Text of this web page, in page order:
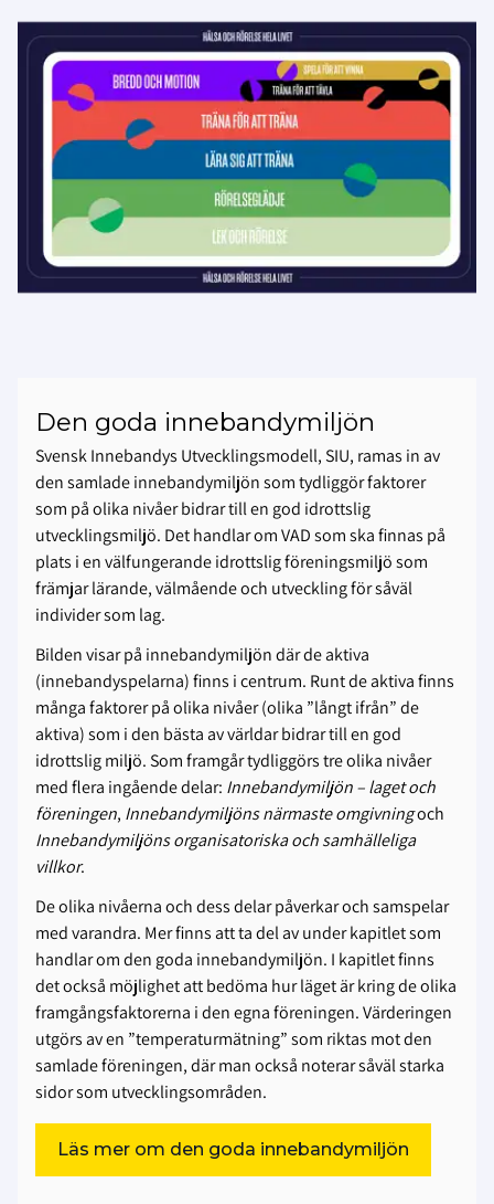
Den goda innebandymiljön
Svensk Innebandys Utvecklingsmodell, SIU, ramas in av
den samlade innebandymiljön som tydliggör faktorer
som på olika nivåer bidrar till en god idrottslig
utvecklingsmiljö. Det handlar om VAD som ska finnas på
plats i en välfungerande idrottslig föreningsmiljö som
främjar lärande, välmående och utveckling för såväl
individer som lag.
Bilden visar på innebandymiljön där de aktiva
(innebandyspelarna) finns i centrum. Runt de aktiva finns
många faktorer på olika nivåer (olika ”långt ifrån” de
aktiva) som i den bästa av världar bidrar till en god
idrottslig miljö. Som framgår tydliggörs tre olika nivåer
med flera ingående delar: Innebandymiljön – laget och
föreningen, Innebandymiljöns närmaste omgivningoch
Innebandymiljöns organisatoriska och samhälleliga
villkor.
De olika nivåerna och dess delar påverkar och samspelar
med varandra. Mer finns att ta del av under kapitlet som
handlar om den goda innebandymiljön. I kapitlet finns
det också möjlighet att bedöma hur läget är kring de olika
framgångsfaktorerna i den egna föreningen. Värderingen
utgörs av en ”temperaturmätning” som riktas mot den
samlade föreningen, där man också noterar såväl starka
sidor som utvecklingsområden.
Läs mer om den goda innebandymiljön